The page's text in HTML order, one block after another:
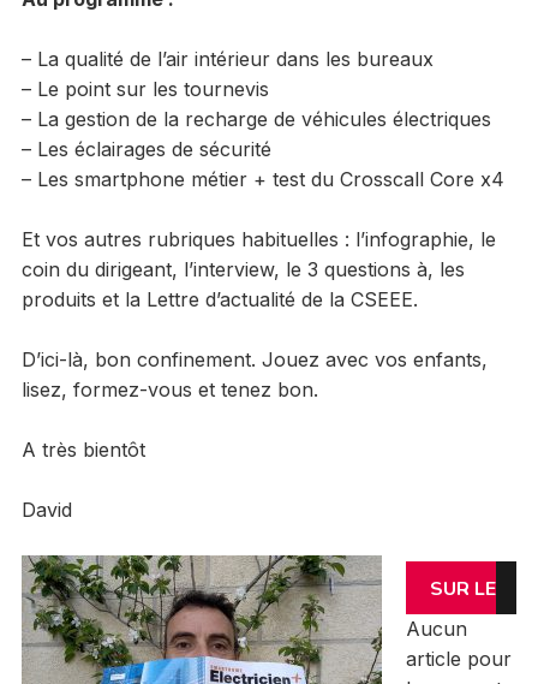
– La qualité de l’air intérieur dans les bureaux
– Le point sur les tournevis
– La gestion de la recharge de véhicules électriques
– Les éclairages de sécurité
– Les smartphone métier + test du Crosscall Core x4
Et vos autres rubriques habituelles : l’infographie, le
coin du dirigeant, l’interview, le 3 questions à, les
produits et la Lettre d’actualité de la CSEEE.
D’ici-là, bon confinement. Jouez avec vos enfants,
lisez, formez-vous et tenez bon.
A très bientôt
David
SUR LE
MÊME
Aucun
article pour